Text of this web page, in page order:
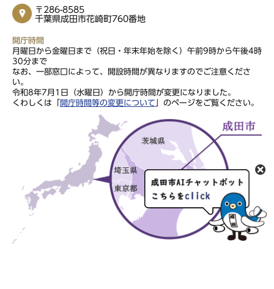
〒286-8585
千葉県成田市花崎町760番地
開庁時間
月曜日から金曜日まで（祝日・年末年始を除く）午前9時から午後4時
30分まで
なお、一部窓口によって、開設時間が異なりますのでご注意くださ
い。
令和8年7月1日（水曜日）から開庁時間が変更になりました。
くわしくは「
開庁時間等の変更について 」のページをご覧ください。